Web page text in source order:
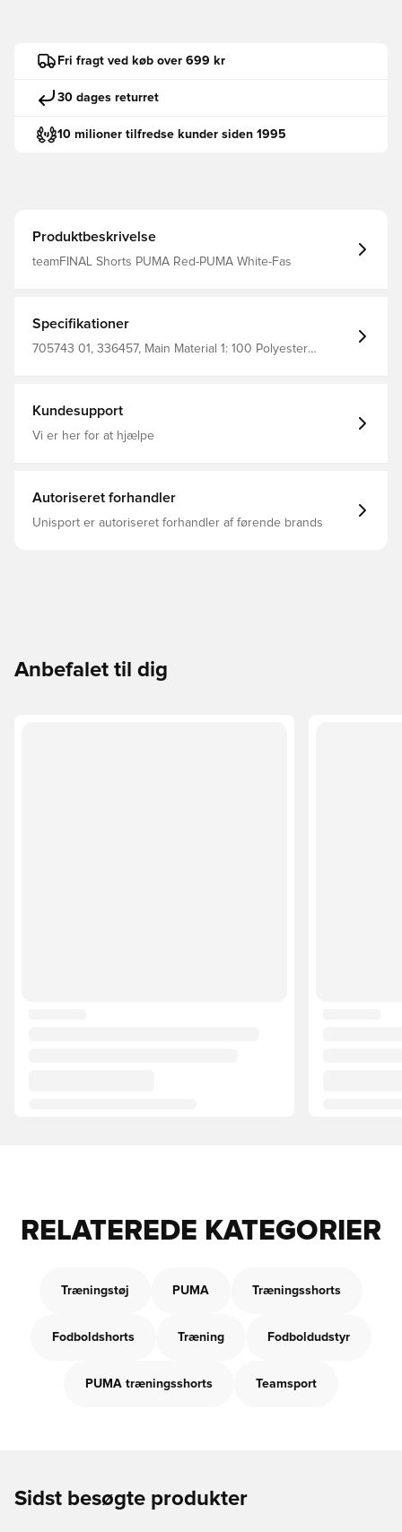
Fri fragt ved køb over 699 kr
30 dages returret
10 milioner tilfredse kunder siden 1995
Produktbeskrivelse
teamFINAL Shorts PUMA Red-PUMA White-Fas
Specifikationer
705743 01, 336457, Main Material 1: 100 Polyester
Rød
Kundesupport
Vi er her for at hjælpe
Autoriseret forhandler
Unisport er autoriseret forhandler af førende brands
Anbefalet til dig
RELATEREDE KATEGORIER
Træningstøj PUMA Træningsshorts
Fodboldshorts Træning Fodboldudstyr
PUMA træningsshorts Teamsport
Sidst besøgte produkter